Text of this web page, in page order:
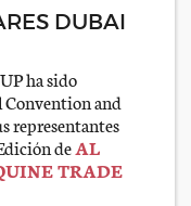
DUBAI
ha sido
and
representantes
deAL
TRADE